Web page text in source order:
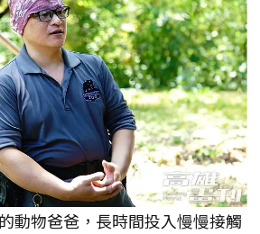
動物爸爸，長時間投入慢慢接觸